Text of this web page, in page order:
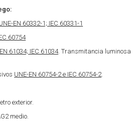
EN 60332-1; IEC 60331-1
60754
61034; IEC 61034. Transmitancia luminosa
UNE-EN 60754-2 e IEC 60754-2.
exterior.
medio.